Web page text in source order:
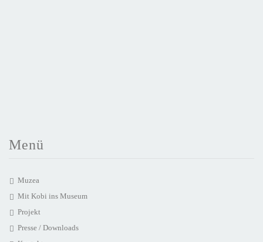
Menü
Muzea
Mit Kobi ins Museum
Projekt
Presse / Downloads